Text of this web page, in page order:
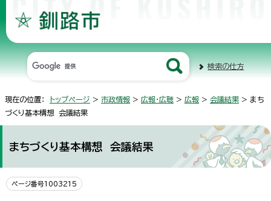
検索の仕方
現在の位置： トップページ > 市政情報 > 広報・広聴 > 広報 > 会議結果 > まち
づくり基本構想 会議結果
まちづくり基本構想 会議結果
ページ番号1003215